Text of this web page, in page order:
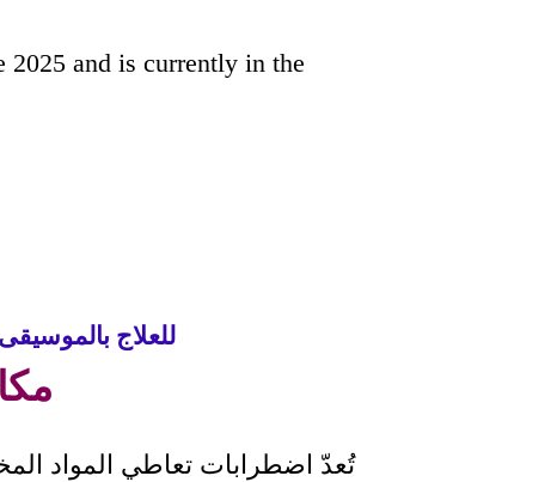
and is currently in the
للعلاج
تُعدّ اضطرابات تعاطي المواد